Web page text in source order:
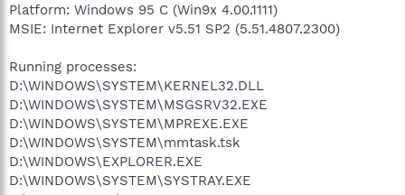
Platform: Windows 95 C (Win9x 4.00.1111)
MSIE: Internet Explorer v5.51 SP2 (5.51.4807.2300)
Running processes:
D:\WINDOWS\SYSTEM\KERNEL32.DLL
D:\WINDOWS\SYSTEM\MSGSRV32.EXE
D:\WINDOWS\SYSTEM\MPREXE.EXE
D:\WINDOWS\SYSTEM\mmtask.tsk
D:\WINDOWS\EXPLORER.EXE
D:\WINDOWS\SYSTEM\SYSTRAY.EXE